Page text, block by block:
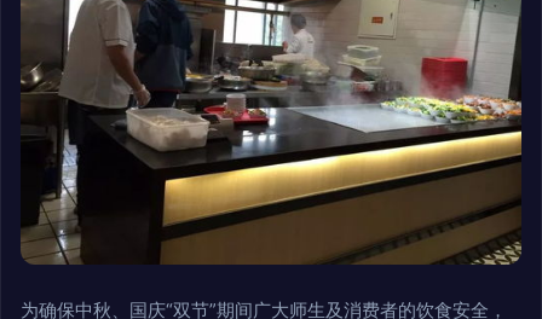
为确保中秋、国庆“双节”期间广大师生及消费者的饮食安全，